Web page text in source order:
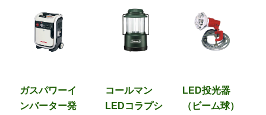
ガスパワーイ
ンバーター発
コールマン
LEDコラプシ
LED投光器
（ビーム球）